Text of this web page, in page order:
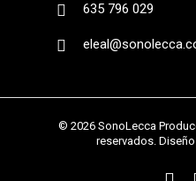
635 796 029
© 2026 SonoLecca
reservados.